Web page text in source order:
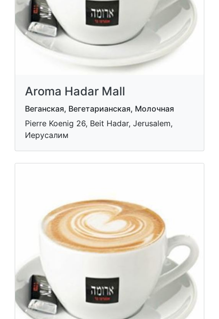
Aroma Hadar Mall
Веганская, Вегетарианская, Молочная
Pierre Koenig 26, Beit Hadar, Jerusalem,
Иерусалим